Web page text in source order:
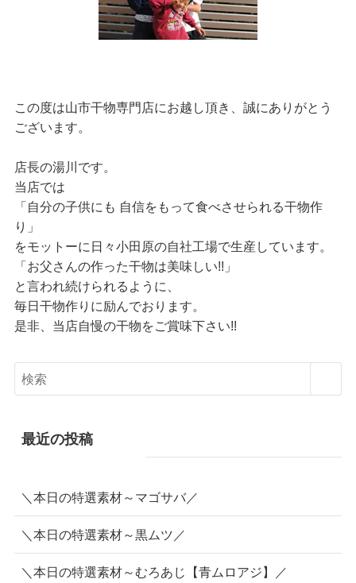
この度は山市干物専門店にお越し頂き、誠にありがとう
ございます。
店長の湯川です。
当店では
「自分の子供にも 自信をもって食べさせられる干物作
り」
をモットーに日々小田原の自社工場で生産しています。
「お父さんの作った干物は美味しい!!」
と言われ続けられるように、
毎日干物作りに励んでおります。
是非、当店自慢の干物をご賞味下さい!!
最近の投稿
＼本日の特選素材～マゴサバ／
＼本日の特選素材～黒ムツ／
＼本日の特選素材～むろあじ【青ムロアジ】／